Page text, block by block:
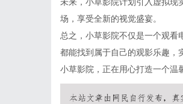
场，享受全新的视觉盛宴。
总之，小草影院不仅是一个观看
都能找到属于自己的观影乐趣，
小草影院，正在用心打造一个温